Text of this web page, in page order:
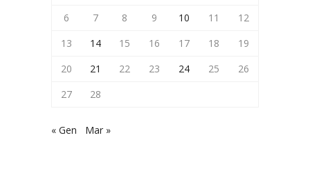
6
7 8 9 10 11
12
13
14 15 16 17 18
19
20
21 22 23 24 25
26
27
28
« Gen Mar »